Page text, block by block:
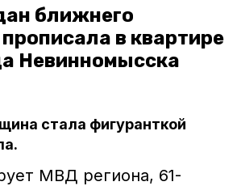
ближнего
в квартире
Невинномысска
стала фигуранткой
МВД региона, 61-